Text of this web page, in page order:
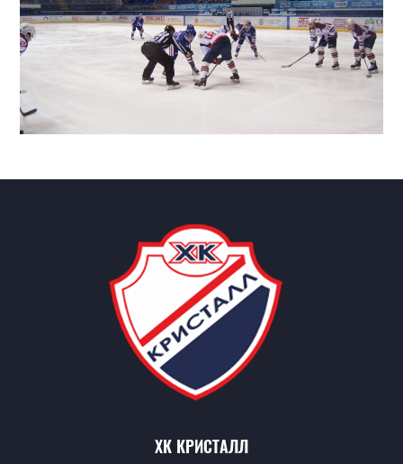
ХК КРИСТАЛЛ